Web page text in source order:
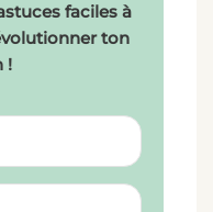
faciles à
ton
!